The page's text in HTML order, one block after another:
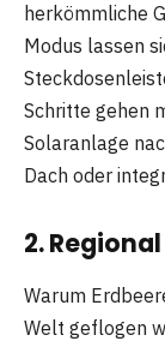
herkömmliche
Modus lassen
Schritte gehen
Solaranlage
Dach oder
2.
Warum
Welt geflogen